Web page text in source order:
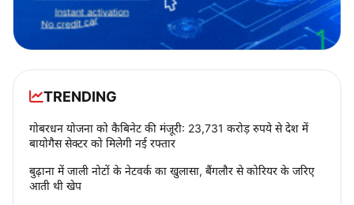
TRENDING
गोबरधन योजना को कैबिनेट की मंजूरी: 23,731 करोड़ रुपये से देश में
बायोगैस सेक्टर को मिलेगी नई रफ्तार
बुढ़ाना में जाली नोटों के नेटवर्क का खुलासा, बैंगलौर से कोरियर के जरिए
आती थी खेप